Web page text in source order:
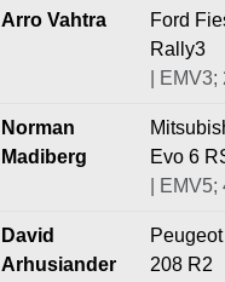
Arro Vahtra
Ford
Rally3
| EMV3;
Norman
Madiberg
Evo 6
| EMV5;
David
Arhusiander
Peugeot
208 R2